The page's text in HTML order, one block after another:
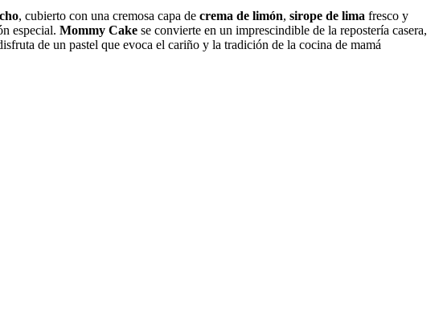
, cubierto con una cremosa capa de crema de limón, sirope de lima fresco y
especial. Mommy Cake se convierte en un imprescindible de la repostería casera,
de un pastel que evoca el cariño y la tradición de la cocina de mamá